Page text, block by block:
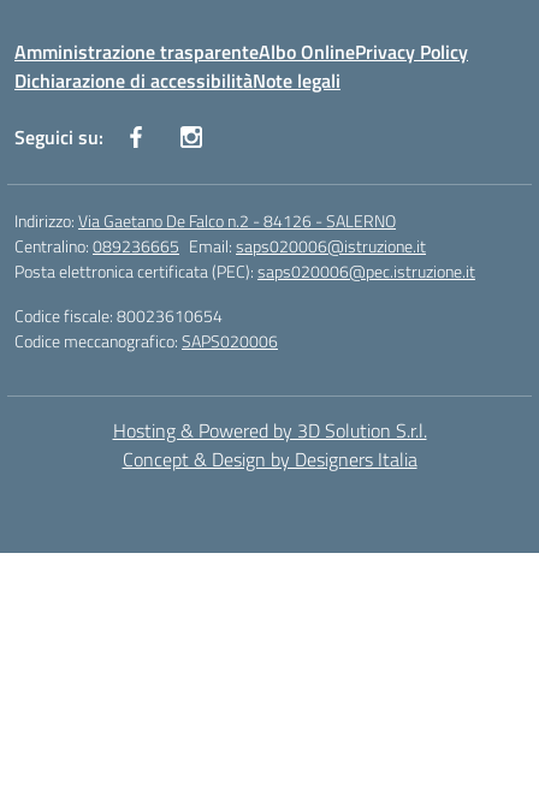
Amministrazione trasparenteAlbo OnlinePrivacy Policy
Dichiarazione di accessibilitàNote legali
Seguici su:
Indirizzo:Via Gaetano De Falco n.2 - 84126 - SALERNO
Centralino:089236665 Email:saps020006@istruzione.it
Posta elettronica certificata (PEC):saps020006@pec.istruzione.it
Codice fiscale: 80023610654
Codice meccanografico:SAPS020006
Hosting & Powered by 3D Solution S.r.l.
Concept & Design by Designers Italia